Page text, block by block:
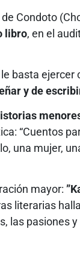
Condoto
libro, en el
basta
y de
“Cuentos
una mujer,
mayor:
literarias
las pasiones